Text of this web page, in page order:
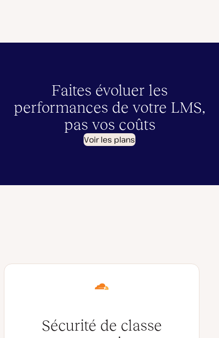
Faites évoluer les
performances de votre LMS,
pas vos coûts
Voir les plans
Sécurité de classe